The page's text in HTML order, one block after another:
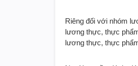
Riêng đối với nhóm
lương thực, thực
lương thực, thực